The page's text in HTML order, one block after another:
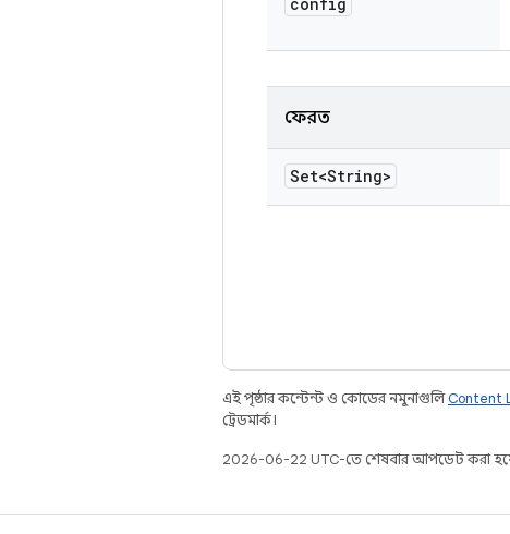
ফেরত
Set<String>
এই পৃষ্ঠার কন্টেন্ট ও কোডের নমুনাগুলিContent
ট্রেডমার্ক।
2026-06-22 UTC-তে শেষবার আপডেট করা